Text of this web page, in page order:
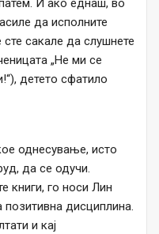
И ако еднаш, во
да исполните
сакале да слушнете
„Не ми се
детето сфатило
однесување, исто
да се одучи.
книги, го носи Лин
позитивна дисциплина.
и кај